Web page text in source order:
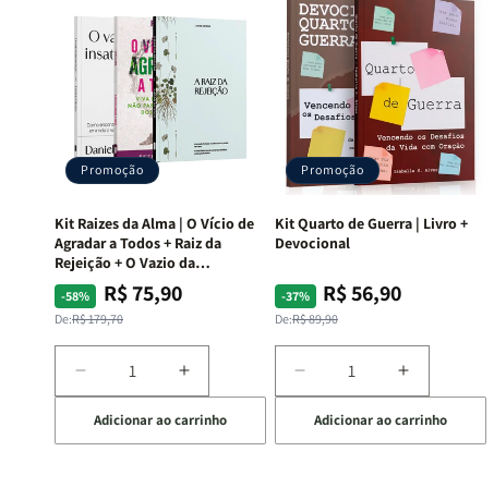
Promoção
Kit Raizes da Alma | O Vício de
Agradar a Todos + Raiz da
Rejeição + O Vazio da
Insatisfação.
-58%
Preço
normal
De:R$ 179,70
Preço
promocional
R$ 75,90
Diminuir
a
quantidade
de
Aumentar
a
quantidade
de
Adicionar ao carrinho
Promoção
Kit Quarto de Guerra | Livro +
Devocional
-37%
Preço
normal
De:R$ 89,90
Preço
promocional
R$ 56,90
Diminuir
a
quantidade
de
Aumentar
a
quantidade
de
Adicionar ao carrinho